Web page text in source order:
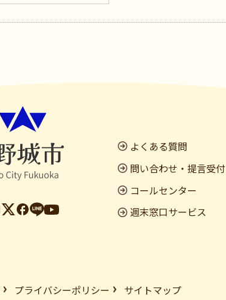
よくある質問
問い合わせ・提言受付
コールセンター
週末窓口サービス
プライバシーポリシー サイトマップ